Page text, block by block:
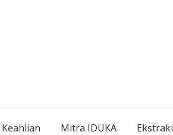
Mitra IDUKA